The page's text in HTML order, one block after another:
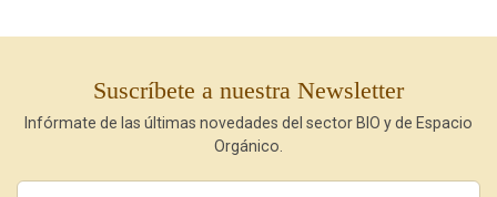
Suscríbete a nuestra Newsletter
Infórmate de las últimas novedades del sector BIO y de Espacio
Orgánico.